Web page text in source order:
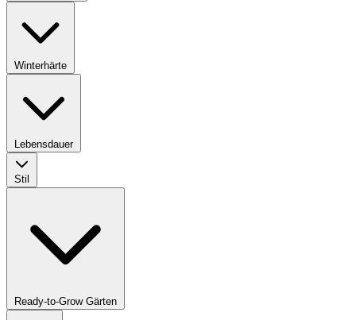
Winterhärte
Lebensdauer
Stil
Ready-to-Grow Gärten